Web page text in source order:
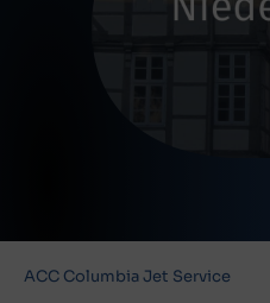
ACC Columbia Jet Service